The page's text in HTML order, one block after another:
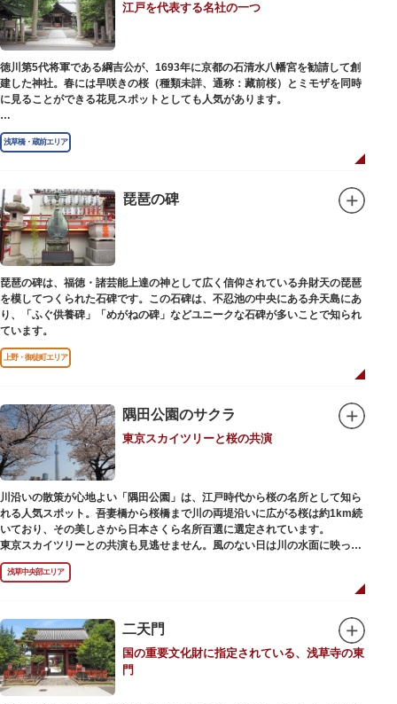
江戸を代表する名社の一つ
徳川第5代将軍である綱吉公が、1693年に京都の石清水八幡宮を勧請して創
建した神社。春には早咲きの桜（種類未詳、通称：藏前桜）とミモザを同時
に見ることができる花見スポットとしても人気があります。
江戸時代には勧進大相撲の開催地としても知られ、3大強豪力士の谷風、小
野川、雷電などの名力士による幾多の名勝負が繰り広げられ大いに賑わいを
見せました。また、御神輿は昭和の名工・志布景彩（しふけいさい）による
創建当初の社号は「石清水八幡宮」でしたが、1951年に「藏前神社」へと改
称しました。江戸城鬼門除の守護神ならびに徳川将軍家祈願所の一社として
尊崇され、社地は200石の朱印地を賜り、江戸を代表する名社のひとつに数
えられています。赤穂義士討ち入りの成功祈願や、落語の演目にある「元
犬」ゆかりの神社としても知られるパワースポットです。
浅草橋・蔵前エリア
琵琶の碑
琵琶の碑は、福徳・諸芸能上達の神として広く信仰されている弁財天の琵琶
を模してつくられた石碑です。この石碑は、不忍池の中央にある弁天島にあ
り、「ふぐ供養碑」「めがねの碑」などユニークな石碑が多いことで知られ
ています。
上野・御徒町エリア
隅田公園のサクラ
東京スカイツリーと桜の共演
川沿いの散策が心地よい「隅田公園」は、江戸時代から桜の名所として知ら
れる人気スポット。吾妻橋から桜橋まで川の両堤沿いに広がる桜は約1km続
いており、その美しさから日本さくら名所百選に選定されています。
東京スカイツリーとの共演も見逃せません。風のない日は川の水面に映った
「逆さスカイツリー」と桜のコラボレーションも楽しめます。シーズン中は
夜桜がライトアップされ、日中とは異なる幻想的な雰囲気に包まれるのも魅
力のひとつ。屋形船や水上バスも運航しているので、いつもと違った目線の
浅草中央部エリア
二天門
国の重要文化財に指定されている、浅草寺の東
門